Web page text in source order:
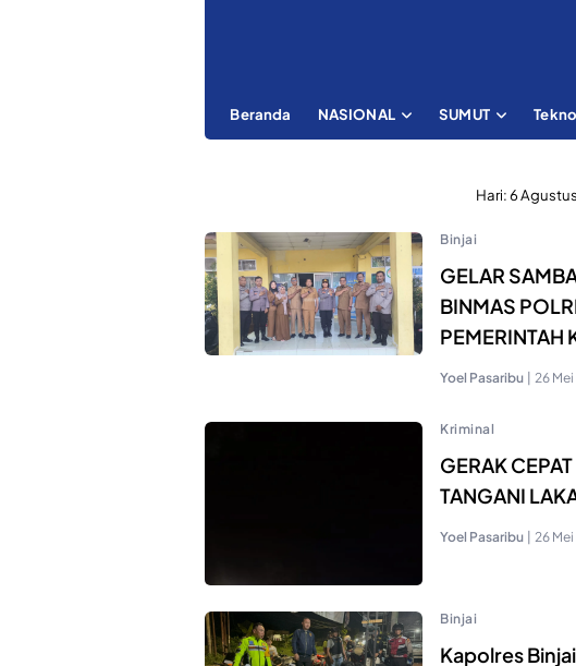
Beranda NASIONAL SUMUT
Hari:6
Binjai
GELAR
BINMAS
PEMERINTAH
Yoel Pasaribu 26
Kriminal
GERAK
TANGANI
Yoel Pasaribu 26
Binjai
Kapolres